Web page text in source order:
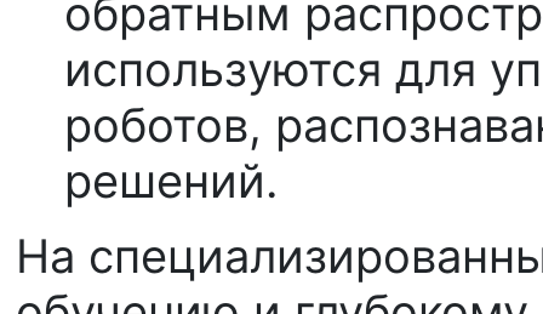
обратным
используются для
роботов,
решений.
На